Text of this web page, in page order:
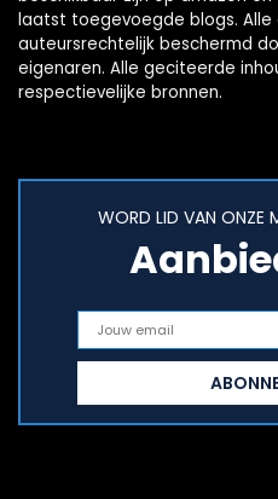
laatst toegevoegde blogs. Alle
auteursrechtelijk beschermd
eigenaren. Alle geciteerde
respectievelijke bronnen.
WORD LID VAN ONZE